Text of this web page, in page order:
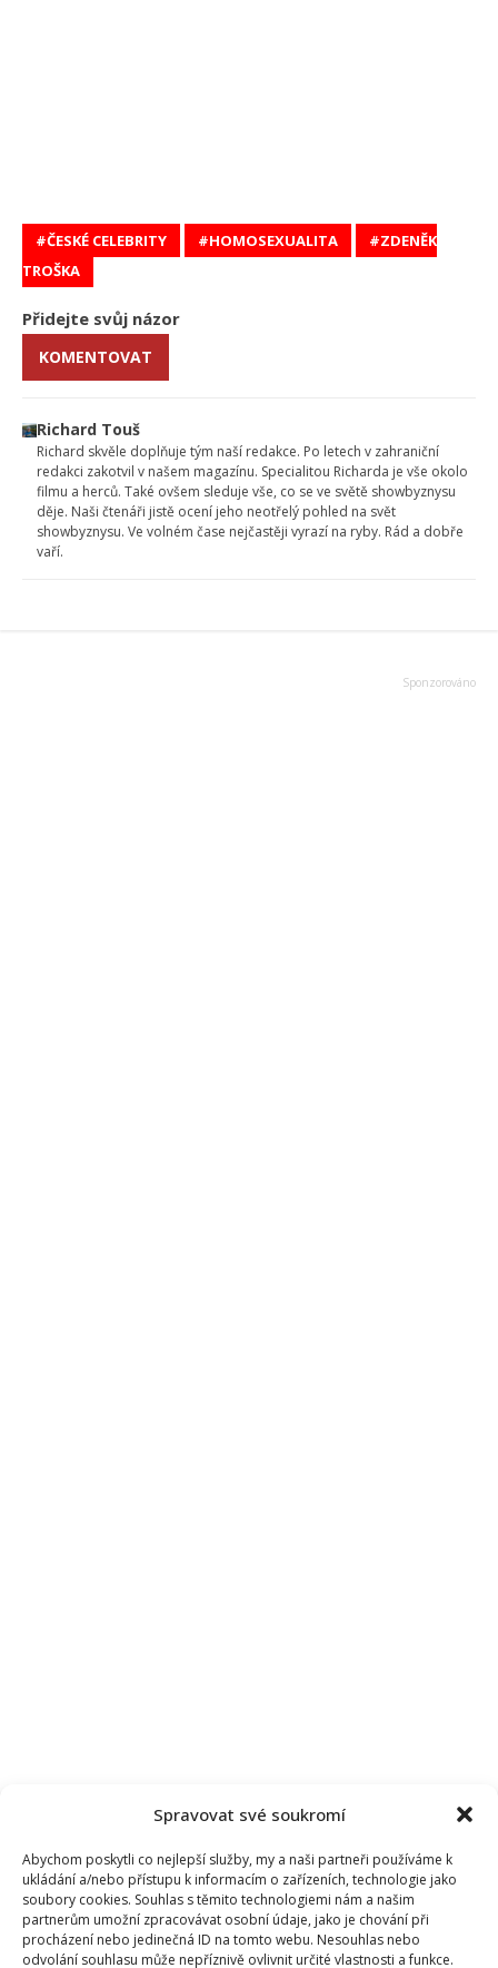
Spravovat své soukromí
Abychom poskytli co nejlepší služby, my a naši partneři používáme k
ukládání a/nebo přístupu k informacím o zařízeních, technologie jako
soubory cookies. Souhlas s těmito technologiemi nám a našim
partnerům umožní zpracovávat osobní údaje, jako je chování při
procházení nebo jedinečná ID na tomto webu. Nesouhlas nebo
odvolání souhlasu může nepříznivě ovlivnit určité vlastnosti a funkce.
ČESKÉ CELEBRITY HOMOSEXUALITA
ZDENĚK
TROŠKA
Přidejte svůj názor
KOMENTOVAT
Richard Touš
Richard skvěle doplňuje tým naší redakce. Po letech v zahraniční
redakci zakotvil v našem magazínu. Specialitou Richarda je vše okolo
filmu a herců. Také ovšem sleduje vše, co se ve světě showbyznysu
děje. Naši čtenáři jistě ocení jeho neotřelý pohled na svět
showbyznysu. Ve volném čase nejčastěji vyrazí na ryby. Rád a dobře
vaří.